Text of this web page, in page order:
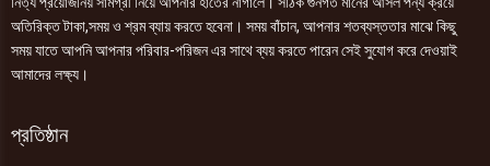
অতিরিক্ত টাকা,সময় ও শ্রম ব্যায় করতে হবেনা। সময় বাঁচান, আপনার শতব্যস্ততার মাঝে কিছু
সময় যাতে আপনি আপনার পরিবার-পরিজন এর সাথে ব্যয় করতে পারেন সেই সুযোগ করে দেওয়াই
আমাদের লক্ষ্য।
প্রতিষ্ঠান